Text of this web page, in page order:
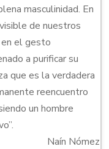
masculinidad. En
de nuestros
el gesto
a purificar su
que es la verdadera
reencuentro
un hombre
Naín Nómez